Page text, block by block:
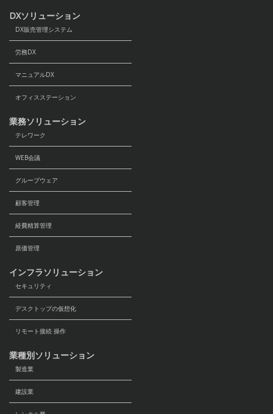
DXソリューション
DX販売管理システム
労務DX
マニュアルDX
オフィスステーション
業務ソリューション
テレワーク
WEB会議
グループウェア
顧客管理
経費精算管理
原価管理
インフラソリューション
セキュリティ
デスクトップの仮想化
リモート接続 操作
業種別ソリューション
製造業
建設業